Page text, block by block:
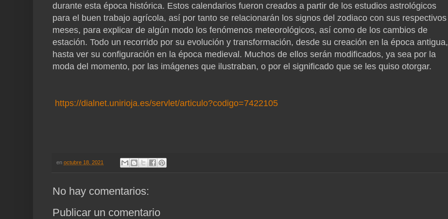
durante esta época histórica. Estos calendarios fueron creados a partir de los estudios astrológicos
para el buen trabajo agrícola, así por tanto se relacionarán los signos del zodiaco con sus respectivos
meses, para explicar de algún modo los fenómenos meteorológicos, así como de los cambios de
estación. Todo un recorrido por su evolución y transformación, desde su creación en la época antigua,
hasta ver su configuración en la época medieval. Muchos de ellos serán modificados, ya sea por la
moda del momento, por las imágenes que ilustraban, o por el significado que se les quiso otorgar.
https://dialnet.unirioja.es/servlet/articulo?codigo=7422105
en octubre 18, 2021
No hay comentarios:
Publicar un comentario